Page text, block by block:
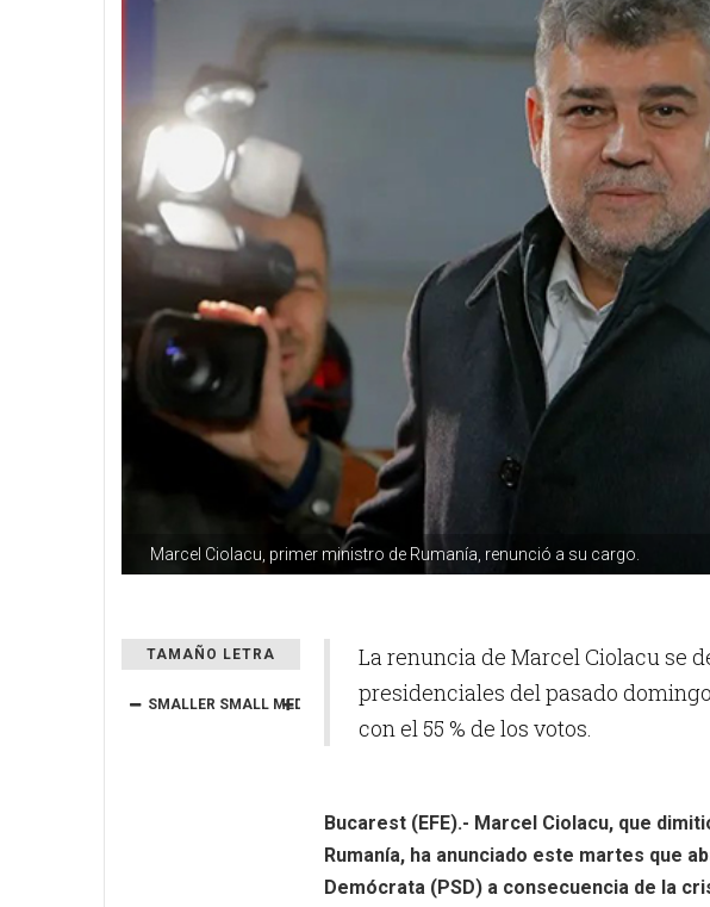
Marcel Ciolacu, primer ministro de Rumanía, renunció a su cargo.
TAMAÑO LETRA
SMALLER SMALL MEDIUM BIG BIGGER
La renuncia de Marcel Ciolacu se
presidenciales del pasado
con el 55 % de los votos.
Bucarest (EFE).- Marcel Ciolacu, que
Rumanía, ha anunciado este martes que
Demócrata (PSD) a consecuencia de la